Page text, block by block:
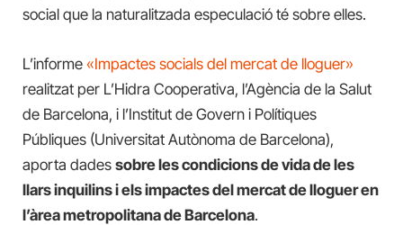
social que la naturalitzada especulació té sobre elles.
L’informe «Impactes socials del mercat de lloguer»
realitzat per L’Hidra Cooperativa, l’Agència de la Salut
de Barcelona, i l’Institut de Govern i Polítiques
Públiques (Universitat Autònoma de Barcelona),
aporta dades sobre les condicions de vida de les
llars inquilins i els impactes del mercat de lloguer en
l’àrea metropolitana de Barcelona.